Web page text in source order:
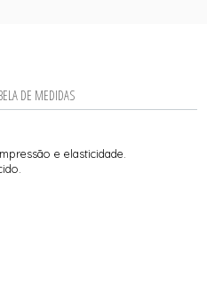
DE MEDIDAS
e elasticidade.